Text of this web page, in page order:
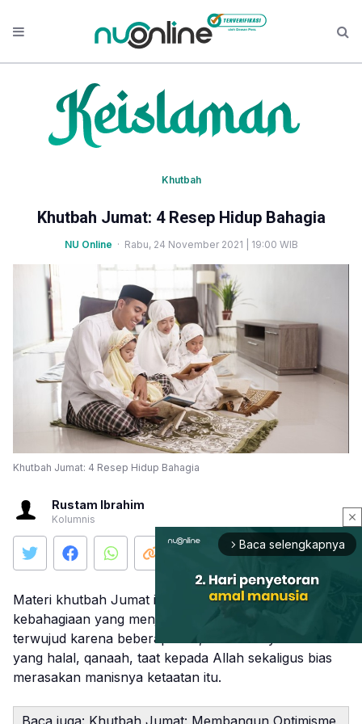
Khutbah
Khutbah Jumat: 4 Resep Hidup Bahagia
NU Online · Rabu, 24 November 2021 | 19:00 WIB
Khutbah Jumat: 4 Resep Hidup Bahagia
Rustam Ibrahim
Kolumnis
Materi khutbah Jumat ini memaparkan bahwa
kebahagiaan yang menjadi tujuan hidup manusia bisa
terwujud karena beberapa hal, di antaranya rezeki
yang halal, qanaah, taat kepada Allah sekaligus bias
merasakan manisnya ketaatan itu.
Baca juga: Khutbah Jumat: Membangun Optimisme
close
arrow_forward_ios Baca selengkapnya